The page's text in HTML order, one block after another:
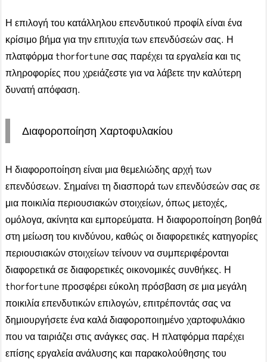
Η επιλογή του κατάλληλου επενδυτικού προφίλ είναι ένα
κρίσιμο βήμα για την επιτυχία των επενδύσεών σας. Η
πλατφόρμα thorfortune σας παρέχει τα εργαλεία και τις
πληροφορίες που χρειάζεστε για να λάβετε την καλύτερη
δυνατή απόφαση.
Διαφοροποίηση Χαρτοφυλακίου
Η διαφοροποίηση είναι μια θεμελιώδης αρχή των
επενδύσεων. Σημαίνει τη διασπορά των επενδύσεών σας σε
μια ποικιλία περιουσιακών στοιχείων, όπως μετοχές,
ομόλογα, ακίνητα και εμπορεύματα. Η διαφοροποίηση βοηθά
στη μείωση του κινδύνου, καθώς οι διαφορετικές κατηγορίες
περιουσιακών στοιχείων τείνουν να συμπεριφέρονται
διαφορετικά σε διαφορετικές οικονομικές συνθήκες. Η
thorfortune προσφέρει εύκολη πρόσβαση σε μια μεγάλη
ποικιλία επενδυτικών επιλογών, επιτρέποντάς σας να
δημιουργήσετε ένα καλά διαφοροποιημένο χαρτοφυλάκιο
που να ταιριάζει στις ανάγκες σας. Η πλατφόρμα παρέχει
επίσης εργαλεία ανάλυσης και παρακολούθησης του